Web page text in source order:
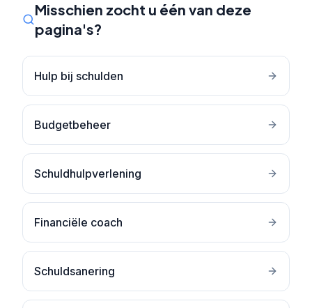
Misschien zocht u één van deze
pagina's?
Hulp bij schulden
Budgetbeheer
Schuldhulpverlening
Financiële coach
Schuldsanering